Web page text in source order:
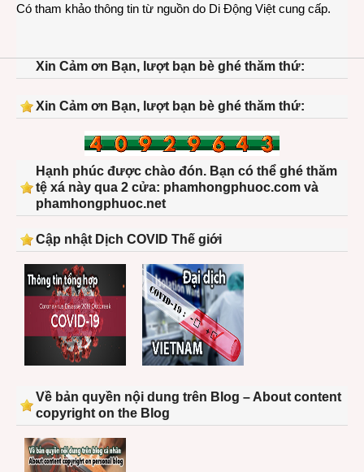
Có tham khảo thông tin từ nguồn do Di Động Việt cung cấp.
Xin Cảm ơn Bạn, lượt bạn bè ghé thăm thứ:
Xin Cảm ơn Bạn, lượt bạn bè ghé thăm thứ:
Hạnh phúc được chào đón. Bạn có thể ghé thăm
tệ xá này qua 2 cửa: phamhongphuoc.com và
phamhongphuoc.net
Cập nhật Dịch COVID Thế giới
Về bản quyền nội dung trên Blog – About content
copyright on the Blog